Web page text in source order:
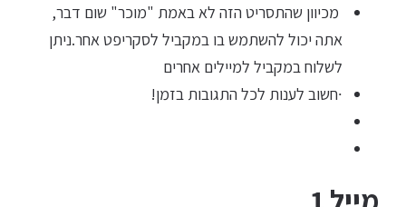
מכיוון שהתסריט הזה לא באמת "מוכר" שום דבר,
אתה יכול להשתמש בו במקביל לסקריפט אחר.ניתן
לשלוח במקביל למיילים אחרים
∙חשוב לענות לכל התגובות בזמן!